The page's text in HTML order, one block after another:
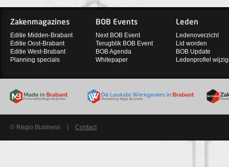
Zakenmagazines
Editie Midden-Brabant
Editie Oost-Brabant
Editie West-Brabant
Planning specials
BOB Events
Next BOB Event
Terugblik BOB Event
BOB Agenda
Whitepaper
Leden
Ledenoverzicht
Lid worden
BOB Update
Ledenprofiel
© Regio Business Contact